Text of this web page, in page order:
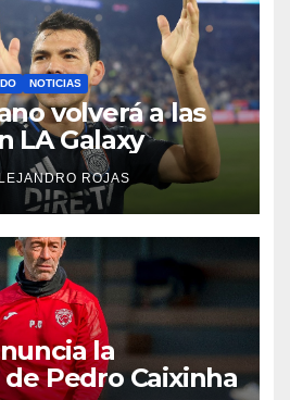
NOTICIAS
volverá a las
LA Galaxy
ROJAS
la
Pedro Caixinha